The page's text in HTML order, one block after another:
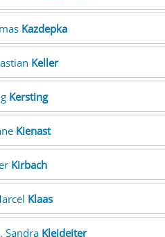
Kazdepka
Keller
Kersting
Kienast
Kirbach
Klaas
Sandra Kleideiter